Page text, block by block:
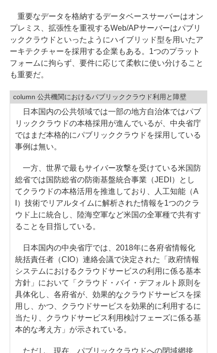
重要なデータを格納するデータベースサーバーはオン
プレミス、拡張性を重視するWeb/APサーバーはパブリ
ッククラウドといったようにハイブリッド型を用いたア
ーキテクチャーを採用する企業もある。1つのプラット
フォームに拘らず、要件に応じて柔軟に使い分けること
も重要だ。
column 公共機関におけるパブリッククラウド利用と障壁
日本国内の公共領域では一部の地方自治体ではパブ
リッククラウドの本格採用が進んでいるが、中央省庁
ではまだ本格的にパブリッククラウドを採用している
事例は無い。
一方、世界で最もサイバー攻撃を受けている米国防
総省では国防総省の防衛基盤統合事業（JEDI）とし
てクラウドの本格活用を推進しており、人工知能（A
I）技術でリアルタイムに解析された情報を1つのクラ
ウド上に統合し、陸海空軍など米国の全軍種で共有す
ることを目指している。
日本国内の中央省庁では、2018年に各府省情報化
統括責任者（CIO）連絡会議で決定された「政府情報
システムにおけるクラウドサービスの利用に係る基本
方針」において「クラウド・バイ・デフォルト原則を
具体化し、各府省が、効果的なクラウドサービスを採
用し、かつ、クラウドサービスを効果的に利用するに
当たり、クラウドサービス利用検討フェーズに係る基
本的な考え方」が示されている。
ただし、現在、パブリッククラウドへの閉域網接